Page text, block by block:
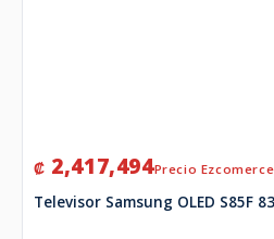
₡ 2,417,494
Televisor Samsung OLED S85F